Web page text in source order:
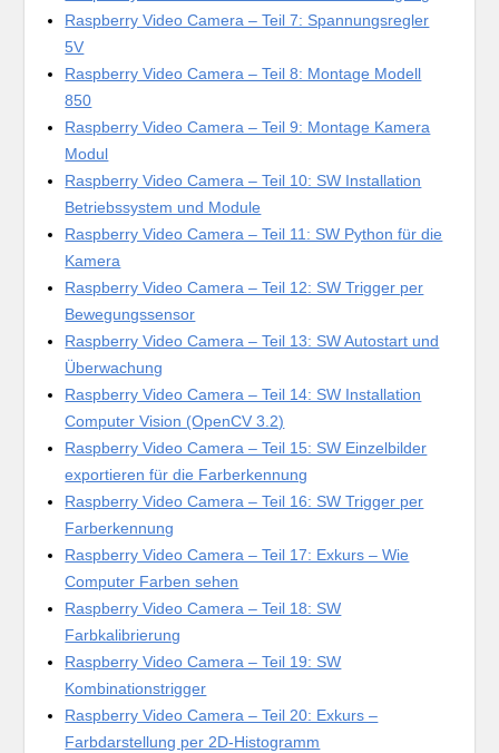
Raspberry Video Camera – Teil 7: Spannungsregler
5V
Raspberry Video Camera – Teil 8: Montage Modell
850
Raspberry Video Camera – Teil 9: Montage Kamera
Modul
Raspberry Video Camera – Teil 10: SW Installation
Betriebssystem und Module
Raspberry Video Camera – Teil 11: SW Python für die
Kamera
Raspberry Video Camera – Teil 12: SW Trigger per
Bewegungssensor
Raspberry Video Camera – Teil 13: SW Autostart und
Überwachung
Raspberry Video Camera – Teil 14: SW Installation
Computer Vision (OpenCV 3.2)
Raspberry Video Camera – Teil 15: SW Einzelbilder
exportieren für die Farberkennung
Raspberry Video Camera – Teil 16: SW Trigger per
Farberkennung
Raspberry Video Camera – Teil 17: Exkurs – Wie
Computer Farben sehen
Raspberry Video Camera – Teil 18: SW
Farbkalibrierung
Raspberry Video Camera – Teil 19: SW
Kombinationstrigger
Raspberry Video Camera – Teil 20: Exkurs –
Farbdarstellung per 2D-Histogramm